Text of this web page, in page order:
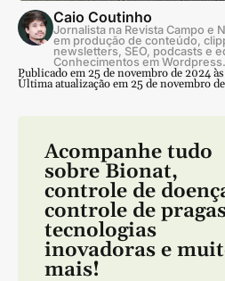
Caio Coutinho
Jornalista na Revista Campo e
em produção de conteúdo,
newsletters, SEO, podcasts e
Conhecimentos em Wordpress.
Publicado em 25 de novembro de 2024
Última atualização em 25 de novembro
Acompanhe tudo
sobre Bionat,
controle de
controle de
tecnologias
inovadoras e
mais!